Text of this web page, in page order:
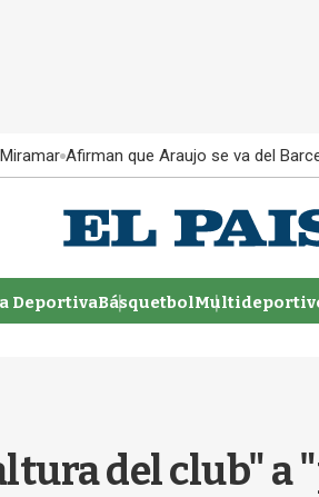
Afirman que Araujo se va del
DeportivaBásquetbol
del club"